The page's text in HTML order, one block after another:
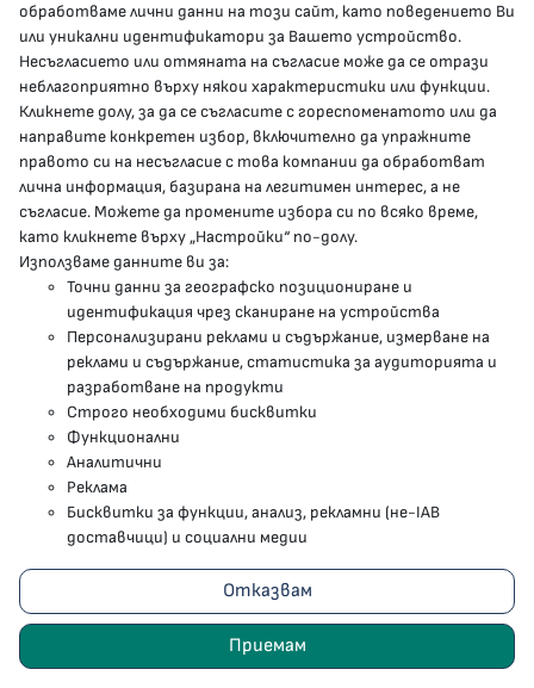
delovodstvo@mh.government.bg
presscenter@mh.government.bg
МЗ В СОЦИАЛНИТЕ МРЕЖИ
Facebook страница
Instragram профил
YouTube канал
Threads профил
Карта на сайта
Бисквитки
Условия за използване
Поверителност
2023 - 2026 © Министерство на здравеопазването
обработваме лични данни на този сайт, като поведението Ви
или уникални идентификатори за Вашето устройство.
Несъгласието или отмяната на съгласие може да се отрази
неблагоприятно върху някои характеристики или функции.
Кликнете долу, за да се съгласите с гореспоменатото или да
направите конкретен избор, включително да упражните
правото си на несъгласие с това компании да обработват
лична информация, базирана на легитимен интерес, а не
съгласие. Можете да промените избора си по всяко време,
като кликнете върху „Настройки“ по-долу.
Използваме данните ви за:
Точни данни за географско позициониране и
идентификация чрез сканиране на устройства
Персонализирани реклами и съдържание, измерване на
реклами и съдържание, статистика за аудиторията и
разработване на продукти
Строго необходими бисквитки
Функционални
Аналитични
Реклама
Бисквитки за функции, анализ, рекламни (не-IAB
доставчици) и социални медии
Отказвам
Приемам